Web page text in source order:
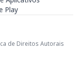
Play
de Direitos Autorais